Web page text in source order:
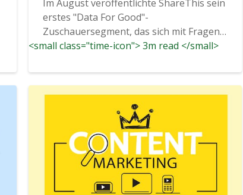
Im August veröffentlichte ShareThis sein
erstes "Data For Good"-
Zuschauersegment, das sich mit Fragen
der Rassengerechtigkeit befasst,...
<small class="time-icon"> 3m read </small>